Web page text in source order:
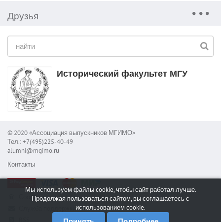
Друзья
Исторический факультет МГУ
© 2020 «Ассоциация выпускников МГИМО»
Тел.: +7(495)225-40-49
alumni@mgimo.ru
Контакты
Сообщить об ошибке
Мы используем файлы cookie, чтобы сайт работал лучше.
Продолжая пользоваться сайтом, вы соглашаетесь с
использованием cookie.